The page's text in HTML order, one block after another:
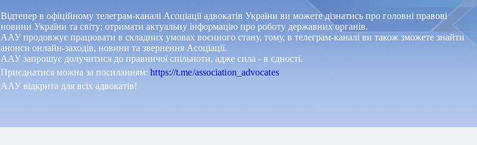
Відтепер в офіційному телеграм-каналі Асоціації адвокатів України ви можете дізнатись про головні правові
новини України та світу; отримати актуальну інформацію про роботу державних органів.
ААУ продовжує працювати в складних умовах воєнного стану, тому, в телеграм-каналі ви також зможете знайти
анонси онлайн-заходів, новини та звернення Асоціації.
ААУ запрошує долучитися до правничої спільноти, адже сила - в єдності.
Приєднатися можна за посиланням:https://t.me/association_advocates
ААУ відкрита для всіх адвокатів!